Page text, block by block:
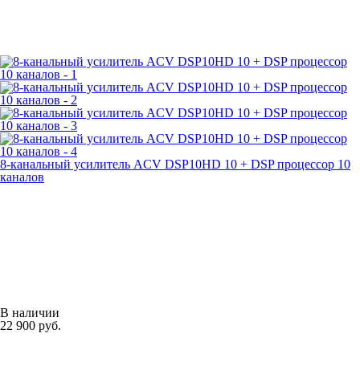
8-канальный усилитель ACV DSP10HD 10 + DSP процессор 10
каналов
В наличии
22 900 руб.